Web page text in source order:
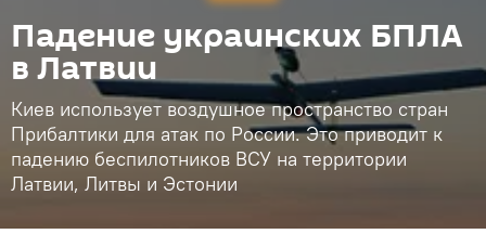
Падение украинских БПЛА
в Латвии
Киев использует воздушное пространство стран
Прибалтики для атак по России. Это приводит к
падению беспилотников ВСУ на территории
Латвии, Литвы и Эстонии